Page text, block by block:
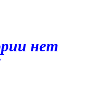
нет